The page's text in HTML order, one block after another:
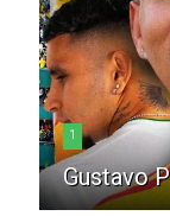
1
Gustavo